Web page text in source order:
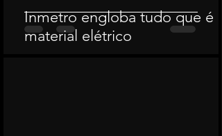
Inmetro engloba tudo que é
material elétrico